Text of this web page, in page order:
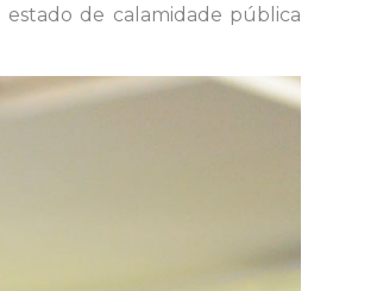
de calamidade pública